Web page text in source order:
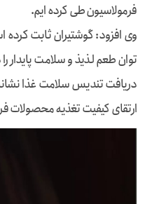
فرمولاسیون طی کرده ایم.
وی افزود: گوشتیران ثابت
توان طعم لذیذ و سلامت پایدار
دریافت تندیس سلامت غذا
ارتقای کیفیت تغذیه محصولات